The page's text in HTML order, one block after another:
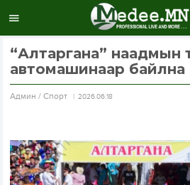
“Алтаргана” наадмын
автомашинаар байлна
Aдмин / Спорт 2026.06.18